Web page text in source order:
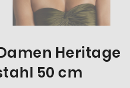
Heritage
50 cm